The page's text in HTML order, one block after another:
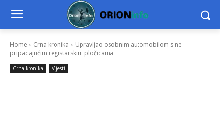
Home Crna kronika
Upravljao osobnim automobilom s ne
pripadajućim registarskim pločicama
Crna kronika Vijesti